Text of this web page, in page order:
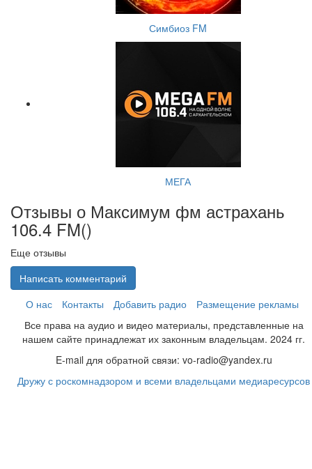
Симбиоз FM
МЕГА
Отзывы о Максимум фм астрахань
106.4 FM()
Еще отзывы
Написать комментарий
О нас
Контакты Добавить радио
Размещение рекламы
Все права на аудио и видео материалы, представленные на
нашем сайте принадлежат их законным владельцам. 2024 гг.
E-mail для обратной связи: vo-radio@yandex.ru
Дружу с роскомнадзором и всеми владельцами медиаресурсов